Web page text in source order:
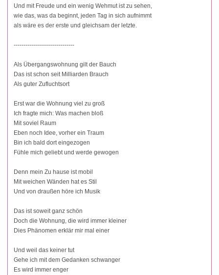
Und mit Freude und ein wenig Wehmut ist zu sehen,
wie das, was da beginnt, jeden Tag in sich aufnimmt
als wäre es der erste und gleichsam der letzte.
-------------------------------
Als Übergangswohnung gilt der Bauch
Das ist schon seit Milliarden Brauch
Als guter Zufluchtsort
Erst war die Wohnung viel zu groß
Ich fragte mich: Was machen bloß
Mit soviel Raum
Eben noch Idee, vorher ein Traum
Bin ich bald dort eingezogen
Fühle mich geliebt und werde gewogen
Denn mein Zu hause ist mobil
Mit weichen Wänden hat es Stil
Und von draußen höre ich Musik
Das ist soweit ganz schön
Doch die Wohnung, die wird immer kleiner
Dies Phänomen erklär mir mal einer
Und weil das keiner tut
Gehe ich mit dem Gedanken schwanger
Es wird immer enger